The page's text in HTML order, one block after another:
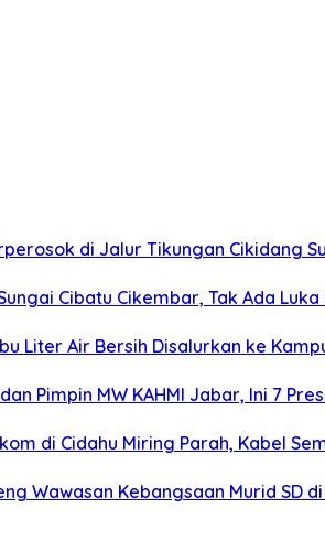
di Jalur Tikungan Cikidang
Cibatu Cikembar, Tak Ada Luka
Liter Air Bersih Disalurkan ke
Pimpin MW KAHMI Jabar, Ini 7
di Cidahu Miring Parah, Kabel
Wawasan Kebangsaan Murid SD